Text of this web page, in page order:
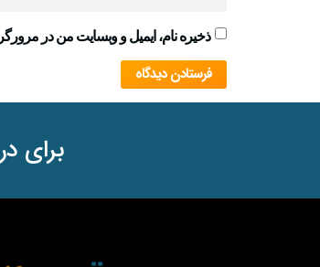
ذخیره نام، ایمیل و وبسایت من در
برای